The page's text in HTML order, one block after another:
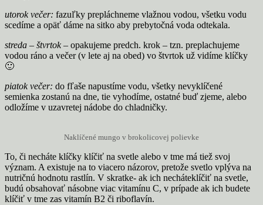
utorok večer: fazuľky prepláchneme vlažnou vodou, všetku vodu
scedíme a opäť dáme na sitko aby prebytočná voda odtekala.
streda – štvrtok– opakujeme predch. krok – tzn. preplachujeme
vodou ráno a večer (v lete aj na obed) vo štvrtok už vidíme klíčky
🙂
piatok večer: do fľaše napustíme vodu, všetky nevyklíčené
semienka zostanú na dne, tie vyhodíme, ostatné buď zjeme, alebo
odložíme v uzavretej nádobe do chladničky.
Naklíčené mungo v brokolicovej polievke
To, či necháte klíčky klíčiť na svetle alebo v tme má tiež svoj
význam. A existuje na to viacero názorov, pretože svetlo vplýva na
nutričnú hodnotu rastlín. V skratke- ak ich necháteklíčiť na svetle,
budú obsahovať násobne viac vitamínu C, v prípade ak ich budete
klíčiť v tme zas vitamín B2 či riboflavín.